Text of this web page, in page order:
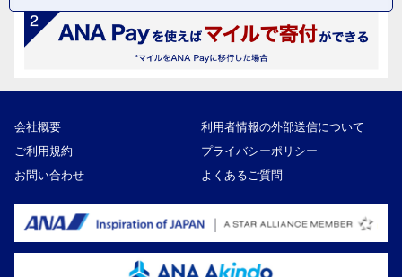
会社概要
利用者情報の外部送信について
ご利用規約
プライバシーポリシー
お問い合わせ
よくあるご質問